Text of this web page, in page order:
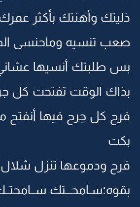
ذليتك وأهنتك بأكثر
صعب تنسيه وماحنسى
بس طلبتك أنسيها
بذاك الوقت تفتحت كل
فرح كل جرح فيها أنفتح
بكت
فرح ودموعها تنزل
بقوه:سـامحـــتك